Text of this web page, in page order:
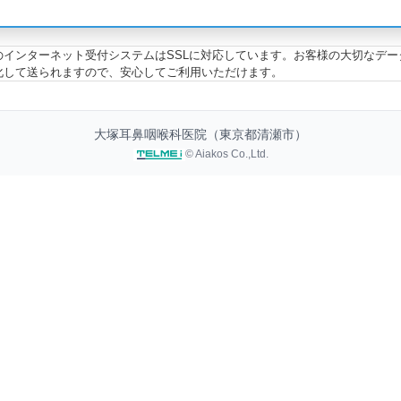
インターネット受付システムはSSLに対応しています。お客様の大切なデー
して送られますので、安心してご利用いただけます。
大塚耳鼻咽喉科医院（東京都清瀬市）
© Aiakos Co.,Ltd.